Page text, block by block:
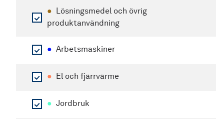
●
Lösningsmedel och övrig
produktanvändning
● Arbetsmaskiner
● El och fjärrvärme
● Jordbruk